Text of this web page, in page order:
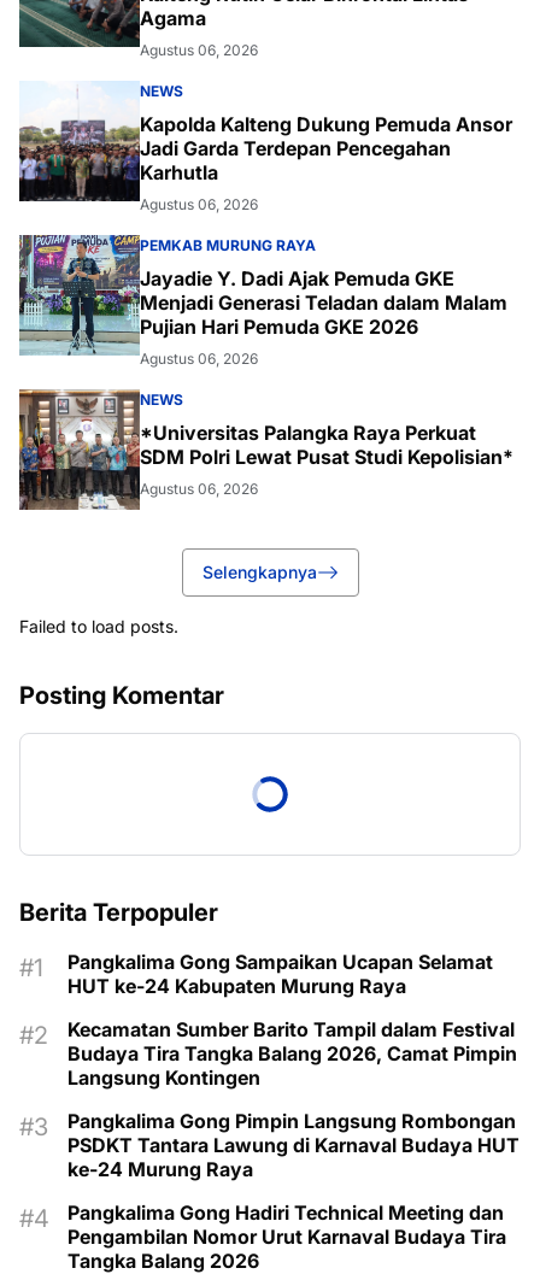
Agama
Agustus 06, 2026
NEWS
Kapolda Kalteng Dukung Pemuda Ansor
Jadi Garda Terdepan Pencegahan
Karhutla
Agustus 06, 2026
PEMKAB MURUNG RAYA
Jayadie Y. Dadi Ajak Pemuda GKE
Menjadi Generasi Teladan dalam Malam
Pujian Hari Pemuda GKE 2026
Agustus 06, 2026
NEWS
*Universitas Palangka Raya Perkuat
SDM Polri Lewat Pusat Studi Kepolisian*
Agustus 06, 2026
Selengkapnya
Failed to load posts.
Posting Komentar
Berita Terpopuler
Pangkalima Gong Sampaikan Ucapan Selamat
HUT ke-24 Kabupaten Murung Raya
Kecamatan Sumber Barito Tampil dalam Festival
Budaya Tira Tangka Balang 2026, Camat Pimpin
Langsung Kontingen
Pangkalima Gong Pimpin Langsung Rombongan
PSDKT Tantara Lawung di Karnaval Budaya HUT
ke-24 Murung Raya
Pangkalima Gong Hadiri Technical Meeting dan
Pengambilan Nomor Urut Karnaval Budaya Tira
Tangka Balang 2026